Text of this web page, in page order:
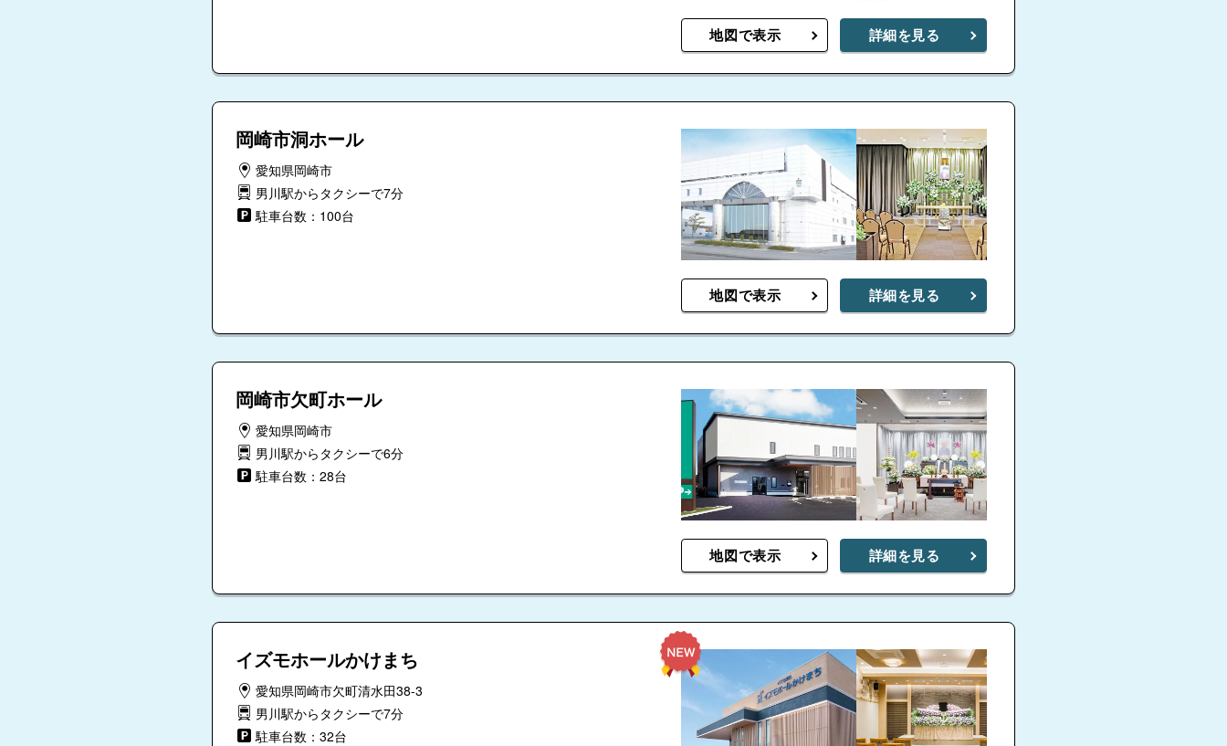
地図で表示 詳細を見る
岡崎市洞ホール
愛知県岡崎市
男川駅からタクシーで7分
駐車台数：100台
地図で表示 詳細を見る
岡崎市欠町ホール
愛知県岡崎市
男川駅からタクシーで6分
駐車台数：28台
地図で表示 詳細を見る
イズモホールかけまち
愛知県岡崎市欠町清水田38-3
男川駅からタクシーで7分
駐車台数：32台